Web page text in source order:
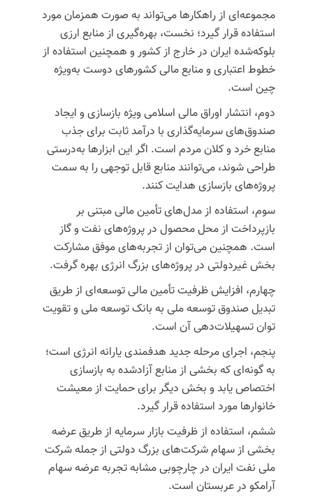
مجموعه‌ای از راهکارها می‌تواند به صورت همزمان مورد
استفاده قرار گیرد؛ نخست، بهره‌گیری از منابع ارزی
بلوکه‌شده ایران در خارج از کشور و همچنین استفاده از
خطوط اعتباری و منابع مالی کشورهای دوست به‌ویژه
چین است.
دوم، انتشار اوراق مالی اسلامی ویژه بازسازی و ایجاد
صندوق‌های سرمایه‌گذاری با درآمد ثابت برای جذب
منابع خرد و کلان مردم است. اگر این ابزارها به‌درستی
طراحی شوند، می‌توانند منابع قابل توجهی را به سمت
پروژه‌های بازسازی هدایت کنند.
سوم، استفاده از مدل‌های تأمین مالی مبتنی بر
بازپرداخت از محل محصول در پروژه‌های نفت و گاز
است. همچنین می‌توان از تجربه‌های موفق مشارکت
بخش غیردولتی در پروژه‌های بزرگ انرژی بهره گرفت.
چهارم، افزایش ظرفیت تأمین مالی توسعه‌ای از طریق
تبدیل صندوق توسعه ملی به بانک توسعه ملی و تقویت
توان تسهیلات‌دهی آن است.
پنجم، اجرای مرحله جدید هدفمندی یارانه انرژی است؛
به گونه‌ای که بخشی از منابع آزادشده به بازسازی
اختصاص یابد و بخش دیگر برای حمایت از معیشت
خانوارها مورد استفاده قرار گیرد.
ششم، استفاده از ظرفیت بازار سرمایه از طریق عرضه
بخشی از سهام شرکت‌های بزرگ دولتی از جمله شرکت
ملی نفت ایران در چارچوبی مشابه تجربه عرضه سهام
آرامکو در عربستان است.